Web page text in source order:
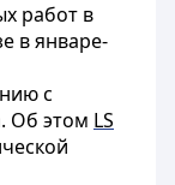
работ в
в январе-
с
Об этом LS